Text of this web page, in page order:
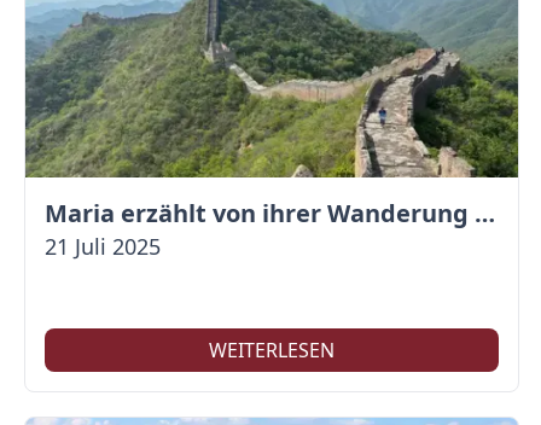
Maria erzählt von ihrer Wanderung auf der Großen Mauer
21 Juli 2025
WEITERLESEN